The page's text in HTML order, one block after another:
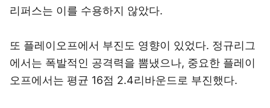
리퍼스는 이를 수용하지 않았다.
또 플레이오프에서 부진도 영향이 있었다. 정규리그
에서는 폭발적인 공격력을 뽐냈으나, 중요한 플레이
오프에서는 평균 16점 2.4리바운드로 부진했다.